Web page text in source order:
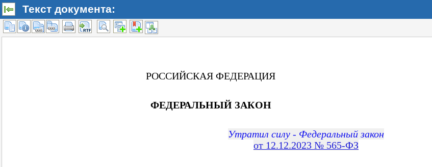
Текст документа: